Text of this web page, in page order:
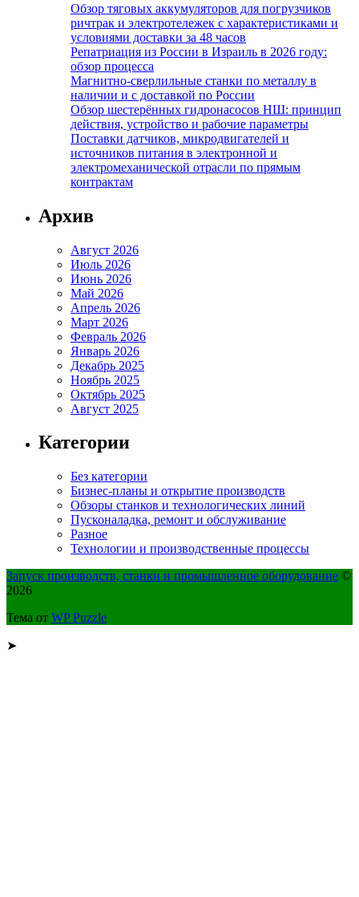
Обзор тяговых аккумуляторов для погрузчиков
ричтрак и электротележек с характеристиками и
условиями доставки за 48 часов
Репатриация из России в Израиль в 2026 году:
обзор процесса
Магнитно-сверлильные станки по металлу в
наличии и с доставкой по России
Обзор шестерённых гидронасосов НШ: принцип
действия, устройство и рабочие параметры
Поставки датчиков, микродвигателей и
источников питания в электронной и
электромеханической отрасли по прямым
контрактам
Архив
Август 2026
Июль 2026
Июнь 2026
Май 2026
Апрель 2026
Март 2026
Февраль 2026
Январь 2026
Декабрь 2025
Ноябрь 2025
Октябрь 2025
Август 2025
Категории
Без категории
Бизнес-планы и открытие производств
Обзоры станков и технологических линий
Пусконаладка, ремонт и обслуживание
Разное
Технологии и производственные процессы
Запуск производств, станки и промышленное оборудование ©
2026
Тема от WP Puzzle
➤